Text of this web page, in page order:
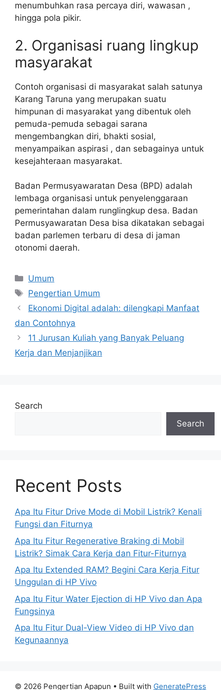
menumbuhkan rasa percaya diri, wawasan ,
hingga pola pikir.
2. Organisasi ruang lingkup
masyarakat
Contoh organisasi di masyarakat salah satunya
Karang Taruna yang merupakan suatu
himpunan di masyarakat yang dibentuk oleh
pemuda-pemuda sebagai sarana
mengembangkan diri, bhakti sosial,
menyampaikan aspirasi , dan sebagainya untuk
kesejahteraan masyarakat.
Badan Permusyawaratan Desa (BPD) adalah
lembaga organisasi untuk penyelenggaraan
pemerintahan dalam runglingkup desa. Badan
Permusyawaratan Desa bisa dikatakan sebagai
badan parlemen terbaru di desa di jaman
otonomi daerah.
Categories
Umum
Tags
Pengertian Umum
Ekonomi Digital adalah: dilengkapi Manfaat
dan Contohnya
11 Jurusan Kuliah yang Banyak Peluang
Kerja dan Menjanjikan
Search
Search
Recent Posts
Apa Itu Fitur Drive Mode di Mobil Listrik? Kenali
Fungsi dan Fiturnya
Apa Itu Fitur Regenerative Braking di Mobil
Listrik? Simak Cara Kerja dan Fitur-Fiturnya
Apa Itu Extended RAM? Begini Cara Kerja Fitur
Unggulan di HP Vivo
Apa Itu Fitur Water Ejection di HP Vivo dan Apa
Fungsinya
Apa Itu Fitur Dual-View Video di HP Vivo dan
Kegunaannya
© 2026 Pengertian Apapun • Built with GeneratePress